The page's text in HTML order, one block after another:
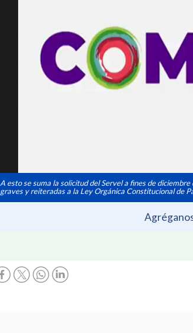
A esto se suma la solicitud del Servel a fines de
graves y reiteradas a la Ley Orgánica Constitucional de